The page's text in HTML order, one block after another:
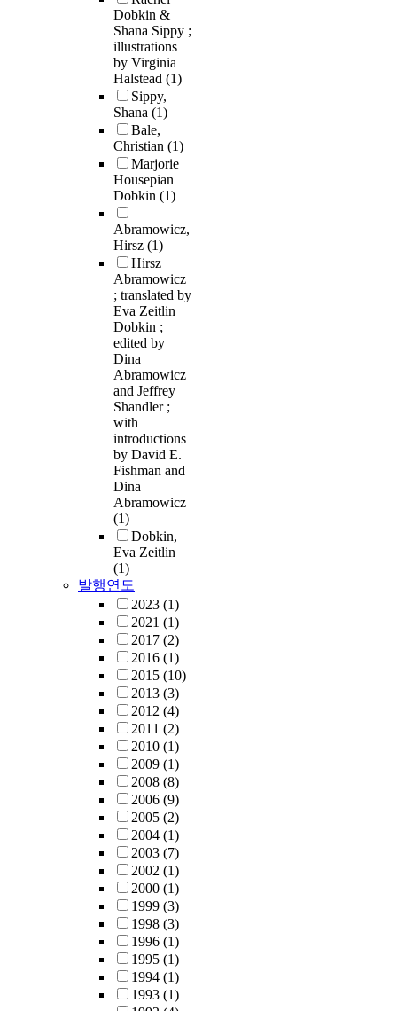
Dobkin &
Shana Sippy ;
illustrations
by Virginia
Halstead (1)
Sippy,
Shana (1)
Bale,
Christian (1)
Marjorie
Housepian
Dobkin (1)
Abramowicz,
Hirsz (1)
Hirsz
Abramowicz
; translated by
Eva Zeitlin
Dobkin ;
edited by
Dina
Abramowicz
and Jeffrey
Shandler ;
with
introductions
by David E.
Fishman and
Dina
Abramowicz
(1)
Dobkin,
Eva Zeitlin
(1)
발행연도
2023 (1)
2021 (1)
2017 (2)
2016 (1)
2015 (10)
2013 (3)
2012 (4)
2011 (2)
2010 (1)
2009 (1)
2008 (8)
2006 (9)
2005 (2)
2004 (1)
2003 (7)
2002 (1)
2000 (1)
1999 (3)
1998 (3)
1996 (1)
1995 (1)
1994 (1)
1993 (1)